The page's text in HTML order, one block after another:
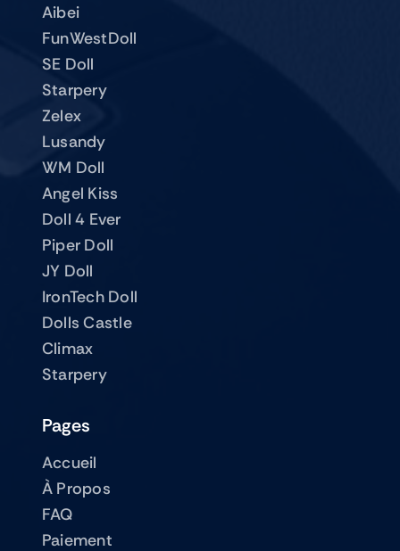
Aibei
FunWestDoll
SE Doll
Starpery
Zelex
Lusandy
WM Doll
Angel Kiss
Doll 4 Ever
Piper Doll
JY Doll
IronTech Doll
Dolls Castle
Climax
Starpery
Pages
Accueil
À Propos
FAQ
Paiement